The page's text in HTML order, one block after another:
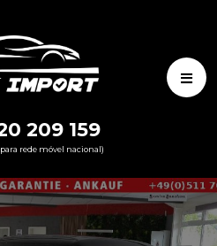
209 159
rede móvel nacional)